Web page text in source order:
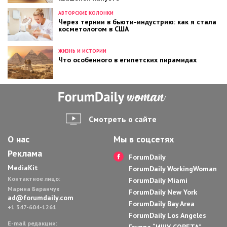
АВТОРСКИЕ КОЛОНКИ
Через тернии в бьюти-индустрию: как я стала
косметологом в США
ЖИЗНЬ И ИСТОРИИ
Что особенного в египетских пирамидах
Смотреть о сайте
О нас
Реклама
MediaKit
Контактное лицо:
Марина Баранчук
ad@forumdaily.com
+1 347-604-1261
E-mail редакции:
Мы в соцсетях
ForumDaily
ForumDaily WorkingWoman
ForumDaily Miami
ForumDaily New York
ForumDaily Bay Area
ForumDaily Los Angeles